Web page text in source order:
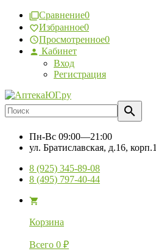
Сравнение0
Избранное0
Просмотренное0
Кабинет
Вход
Регистрация
Пн-Вс 09:00—21:00
ул. Братиславская, д.16, корп.1
8 (925) 345-89-08
8 (495) 797-40-44
Корзина
Всего 0 ₽